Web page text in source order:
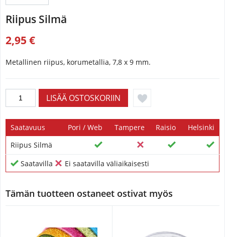
Riipus Silmä
2,95 €
Metallinen riipus, korumetallia, 7,8 x 9 mm.
Saatavuus Pori / Web Tampere Raisio
Helsinki
Riipus Silmä
Saatavilla
Ei saatavilla väliaikaisesti
Tämän tuotteen ostaneet ostivat myös